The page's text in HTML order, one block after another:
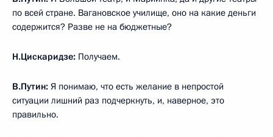
по всей стране. Вагановское училище, оно на какие деньги
содержится? Разве не на бюджетные?
Н.Цискаридзе: Получаем.
В.Путин: Я понимаю, что есть желание в непростой
ситуации лишний раз подчеркнуть, и, наверное, это
правильно.